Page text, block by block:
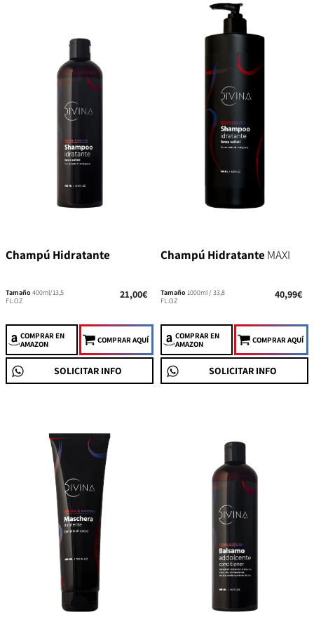
Champú Hidratante
Tamaño400ml/13,5
FL.OZ
21,00€
COMPRAREN
AMAZON
COMPRAR AQUÍ
SOLICITAR INFO
Champú HidratanteMAXI
Tamaño1000ml / 33,8
FL.OZ
40,99€
COMPRAREN
AMAZON
COMPRAR AQUÍ
SOLICITAR INFO